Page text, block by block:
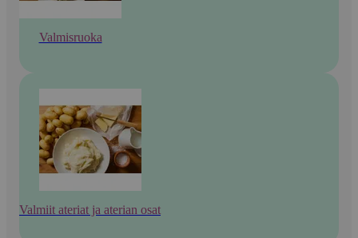
Valmisruoka
Valmiit ateriat ja aterian osat